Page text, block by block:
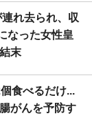
れ去られ、収
なった女性皇
末
食べるだけ...
がんを予防す